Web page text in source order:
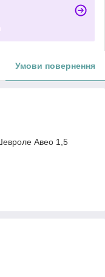
Умови повернення
Авео 1,5